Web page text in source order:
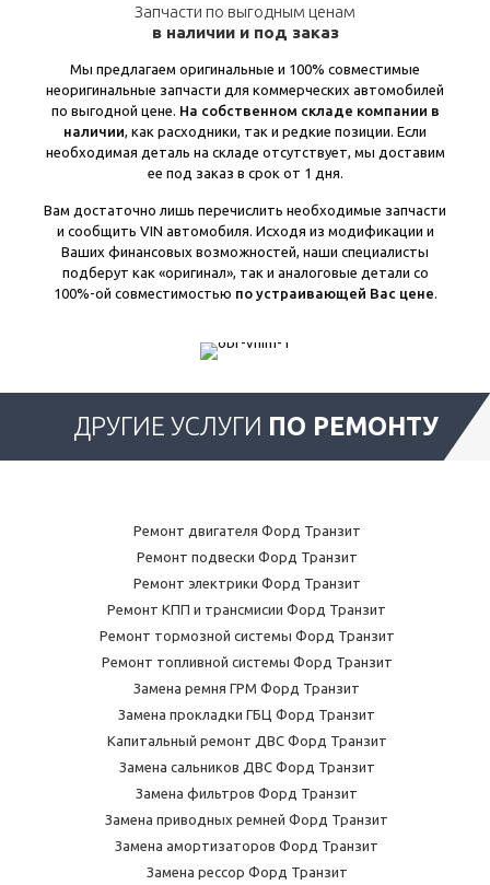
Запчасти по выгодным ценам
в наличии и под заказ
Мы предлагаем оригинальные и 100% совместимые
неоригинальные запчасти для коммерческих автомобилей
по выгодной цене. На собственном складе компании в
наличии , как расходники, так и редкие позиции. Если
необходимая деталь на складе отсутствует, мы доставим
ее под заказ в срок от 1 дня.
Вам достаточно лишь перечислить необходимые запчасти
и сообщить VIN автомобиля. Исходя из модификации и
Ваших финансовых возможностей, наши специалисты
подберут как «оригинал», так и аналоговые детали со
100%-ой совместимостью по устраивающей Вас цене
ДРУГИЕ УСЛУГИ ПО РЕМОНТУ
Ремонт двигателя Форд Транзит
Ремонт подвески Форд Транзит
Ремонт электрики Форд Транзит
Ремонт КПП и трансмисии Форд Транзит
Ремонт тормозной системы Форд Транзит
Ремонт топливной системы Форд Транзит
Замена ремня ГРМ Форд Транзит
Замена прокладки ГБЦ Форд Транзит
Капитальный ремонт ДВС Форд Транзит
Замена сальников ДВС Форд Транзит
Замена фильтров Форд Транзит
Замена приводных ремней Форд Транзит
Замена амортизаторов Форд Транзит
Замена рессор Форд Транзит